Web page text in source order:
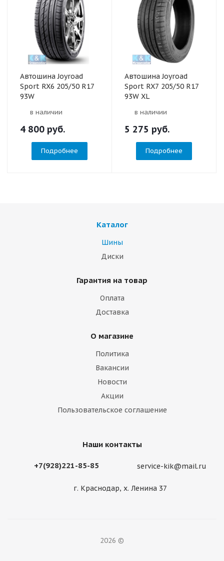
Автошина Joyroad
Sport RX6 205/50 R17
93W
в наличии
4 800 руб.
Подробнее
Автошина Joyroad
Sport RX7 205/50 R17
93W XL
в наличии
5 275 руб.
Подробнее
Каталог
Шины
Диски
Гарантия на товар
Оплата
Доставка
О магазине
Политика
Вакансии
Новости
Акции
Пользовательское соглашение
Наши контакты
+7(928)221-85-85 service-kik@mail.ru
г. Краснодар, х. Ленина 37
2026 ©